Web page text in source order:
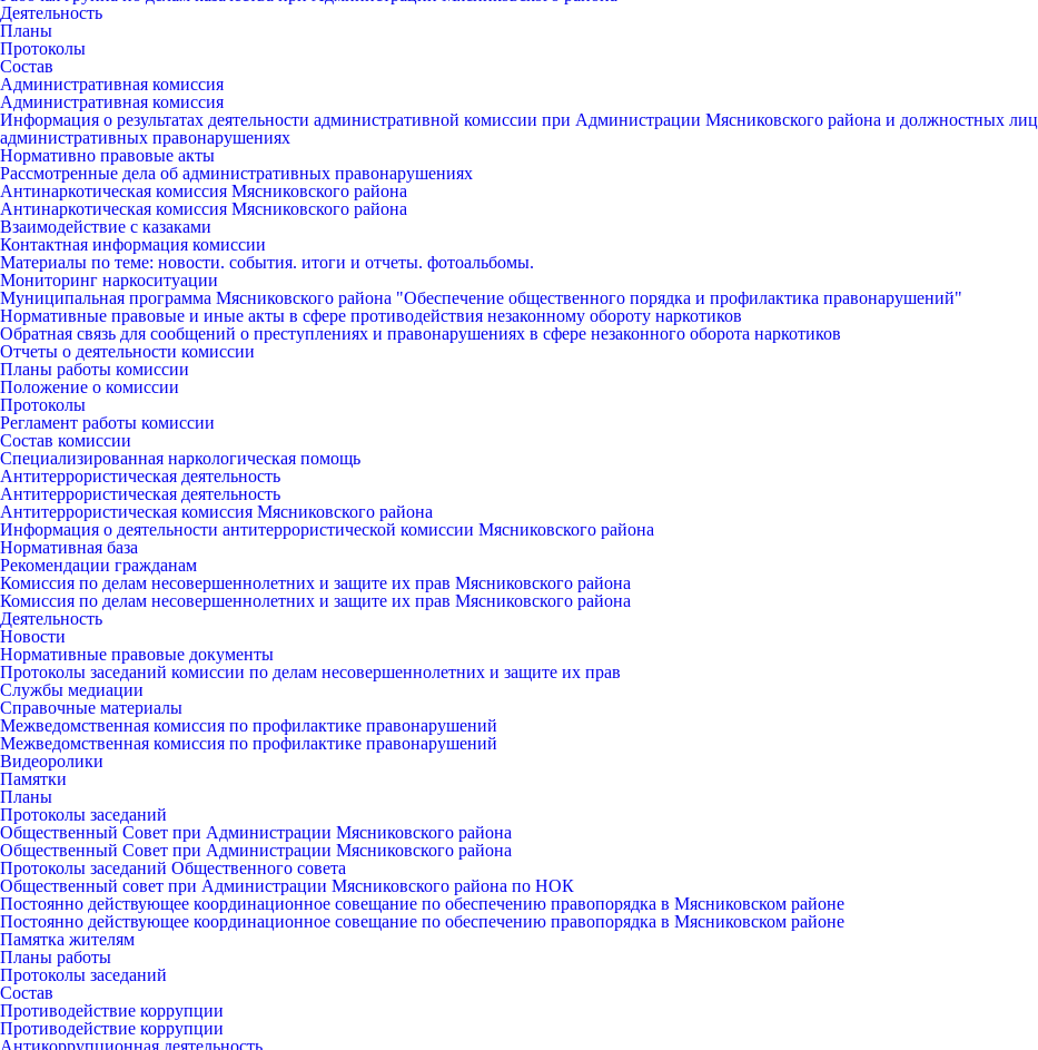
Деятельность
Планы
Протоколы
Состав
Административная комиссия
Административная комиссия
Информация о результатах деятельности административной комиссии при Администрации Мясниковского района и должностных
административных правонарушениях
Нормативно правовые акты
Рассмотренные дела об административных правонарушениях
Антинаркотическая комиссия Мясниковского района
Антинаркотическая комиссия Мясниковского района
Взаимодействие с казаками
Контактная информация комиссии
Материалы по теме: новости. события. итоги и отчеты. фотоальбомы.
Мониторинг наркоситуации
Муниципальная программа Мясниковского района "Обеспечение общественного порядка и профилактика правонарушений"
Нормативные правовые и иные акты в сфере противодействия незаконному обороту наркотиков
Обратная связь для сообщений о преступлениях и правонарушениях в сфере незаконного оборота наркотиков
Отчеты о деятельности комиссии
Планы работы комиссии
Положение о комиссии
Протоколы
Регламент работы комиссии
Состав комиссии
Специализированная наркологическая помощь
Антитеррористическая деятельность
Антитеррористическая деятельность
Антитеррористическая комиссия Мясниковского района
Информация о деятельности антитеррористической комиссии Мясниковского района
Нормативная база
Рекомендации гражданам
Комиссия по делам несовершеннолетних и защите их прав Мясниковского района
Комиссия по делам несовершеннолетних и защите их прав Мясниковского района
Деятельность
Новости
Нормативные правовые документы
Протоколы заседаний комиссии по делам несовершеннолетних и защите их прав
Службы медиации
Справочные материалы
Межведомственная комиссия по профилактике правонарушений
Межведомственная комиссия по профилактике правонарушений
Видеоролики
Памятки
Планы
Протоколы заседаний
Общественный Совет при Администрации Мясниковского района
Общественный Совет при Администрации Мясниковского района
Протоколы заседаний Общественного совета
Общественный совет при Администрации Мясниковского района по НОК
Постоянно действующее координационное совещание по обеспечению правопорядка в Мясниковском районе
Постоянно действующее координационное совещание по обеспечению правопорядка в Мясниковском районе
Памятка жителям
Планы работы
Протоколы заседаний
Состав
Противодействие коррупции
Противодействие коррупции
Антикоррупционная деятельность